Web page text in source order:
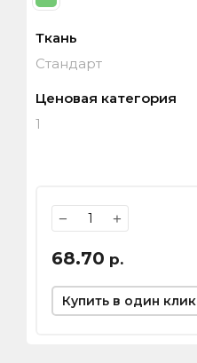
Ткань
Стандарт
Ценовая категория
1
− +
68.70 р.
Купить в один клик